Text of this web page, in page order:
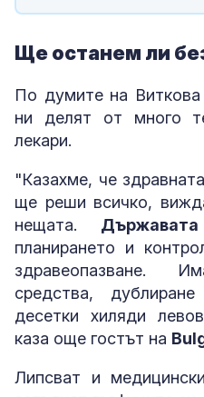
Ще останем ли
По думите на
ни делят от много
лекари.
"Казахме, че
ще реши всичко,
нещата.
планирането и
здравеопазване.
средства,
десетки хиляди
каза още гостът на
Липсват и